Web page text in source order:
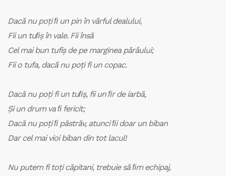
Dacă nu poţi ﬁ un pin în vârful dealului,
Fii un tuﬁş în vale. Fii însă
Cel mai bun tufiş de pe marginea pârâului;
Fii o tufa, dacã nu poţi fi un copac.
Dacă nu poţi fi un tuﬁş, fii un ﬁr de iarbă,
Şi un drum va ﬁ fericit;
Dacă nu poţi ﬁ păstrăv, atunci ﬁi doar un biban
Dar cel mai vioi biban din tot lacul!
Nu putem fi toţi căpitani, trebuie să ﬁm echipaj,